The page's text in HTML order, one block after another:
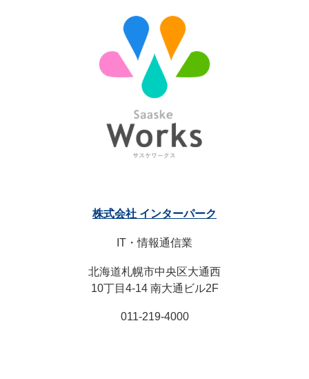
株式会社 インターパーク
IT・情報通信業
北海道札幌市中央区大通西
10丁目4-14 南大通ビル2F
011-219-4000